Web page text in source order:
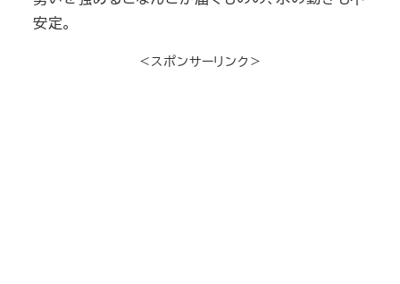
安定。
＜スポンサーリンク＞